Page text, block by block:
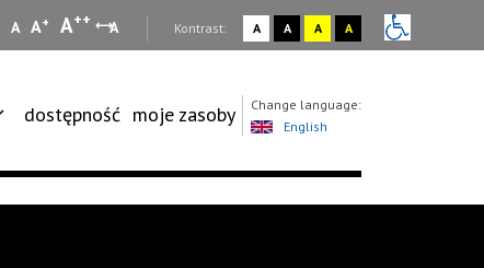
A A+ A++ A Kontrast: A A A A
dostępność moje zasoby
Change language:
English